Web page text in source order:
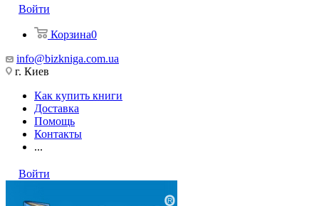
Войти
Корзина0
info@bizkniga.com.ua
г. Киев
Как купить книги
Доставка
Помощь
Контакты
...
Войти